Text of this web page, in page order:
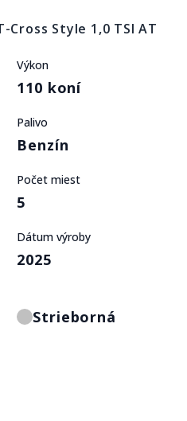
Cross Style 1,0 TSI AT
Výkon
110 koní
Palivo
Benzín
Počet miest
5
Dátum výroby
2025
Strieborná